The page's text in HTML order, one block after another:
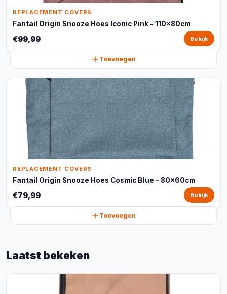
REPLACEMENT COVERS
Fantail Origin Snooze Hoes Iconic Pink - 110x80cm
€99,99 Bekijk
Toevoegen
REPLACEMENT COVERS
Fantail Origin Snooze Hoes Cosmic Blue - 80x60cm
€79,99 Bekijk
Toevoegen
Laatst bekeken